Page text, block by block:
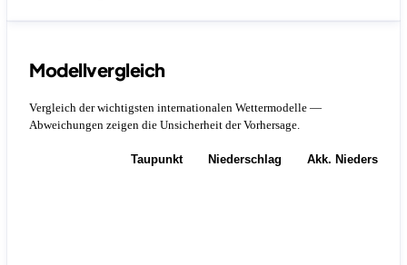
Modellvergleich
Vergleich der wichtigsten internationalen Wettermodelle —
Abweichungen zeigen die Unsicherheit der Vorhersage.
Taupunkt Niederschlag Akk.